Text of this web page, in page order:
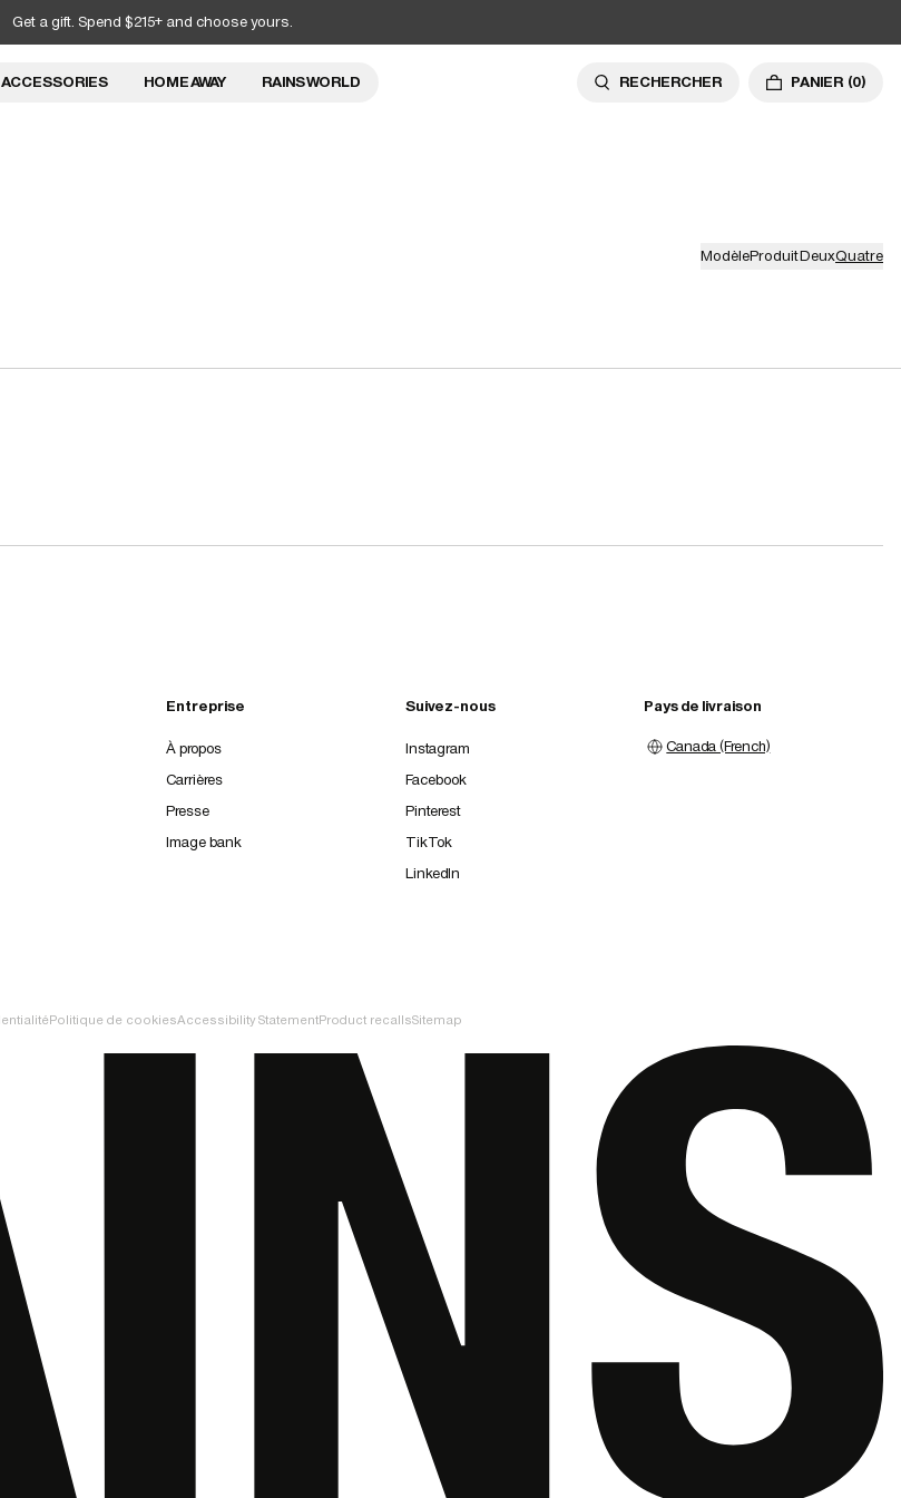
Get a gift. Spend $215+ and choose yours.
ACCESSORIES HOME AWAY RAINS WORLD RECHERCHER PANIER (0)
ModèleProduitDeuxQuatre
Entreprise
À propos
Carrières
Presse
Image bank
Suivez-nous
Instagram
Facebook
Pinterest
TikTok
LinkedIn
Pays de livraison
Canada (French)
Politique de cookiesAccessibility StatementProduct recallsSitemap